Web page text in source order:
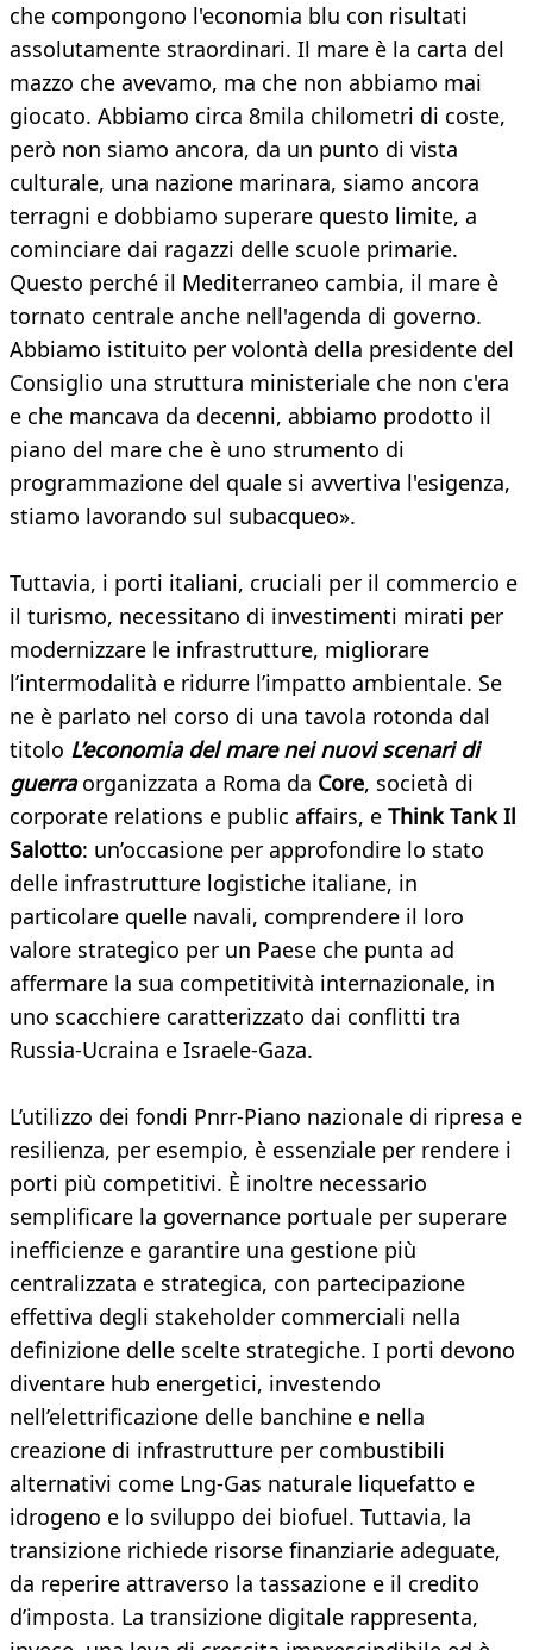
che compongono l'economia blu con risultati
assolutamente straordinari. Il mare è la carta del
mazzo che avevamo, ma che non abbiamo mai
giocato. Abbiamo circa 8mila chilometri di coste,
però non siamo ancora, da un punto di vista
culturale, una nazione marinara, siamo ancora
terragni e dobbiamo superare questo limite, a
cominciare dai ragazzi delle scuole primarie.
Questo perché il Mediterraneo cambia, il mare è
tornato centrale anche nell'agenda di governo.
Abbiamo istituito per volontà della presidente del
Consiglio una struttura ministeriale che non c'era
e che mancava da decenni, abbiamo prodotto il
piano del mare che è uno strumento di
programmazione del quale si avvertiva l'esigenza,
stiamo lavorando sul subacqueo».
Tuttavia, i porti italiani, cruciali per il commercio e
il turismo, necessitano di investimenti mirati per
modernizzare le infrastrutture, migliorare
l’intermodalità e ridurre l’impatto ambientale. Se
ne è parlato nel corso di una tavola rotonda dal
titolo L’economia del mare nei nuovi scenari di
guerra organizzata a Roma da Core, società di
corporate relations e public affairs, e Think Tank Il
Salotto: un’occasione per approfondire lo stato
delle infrastrutture logistiche italiane, in
particolare quelle navali, comprendere il loro
valore strategico per un Paese che punta ad
affermare la sua competitività internazionale, in
uno scacchiere caratterizzato dai conflitti tra
Russia-Ucraina e Israele-Gaza.
L’utilizzo dei fondi Pnrr-Piano nazionale di ripresa e
resilienza, per esempio, è essenziale per rendere i
porti più competitivi. È inoltre necessario
semplificare la governance portuale per superare
inefficienze e garantire una gestione più
centralizzata e strategica, con partecipazione
effettiva degli stakeholder commerciali nella
definizione delle scelte strategiche. I porti devono
diventare hub energetici, investendo
nell’elettrificazione delle banchine e nella
creazione di infrastrutture per combustibili
alternativi come Lng-Gas naturale liquefatto e
idrogeno e lo sviluppo dei biofuel. Tuttavia, la
transizione richiede risorse finanziarie adeguate,
da reperire attraverso la tassazione e il credito
d’imposta. La transizione digitale rappresenta,